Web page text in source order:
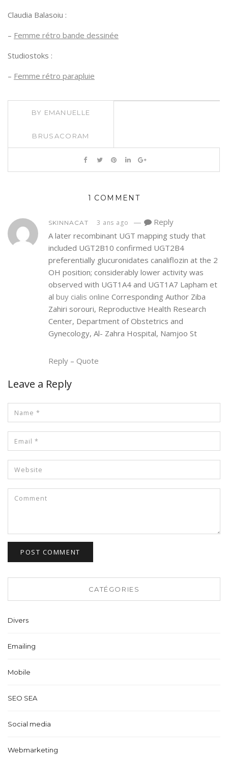
Claudia Balasoiu :
– Femme rétro bande dessinée
Studiostoks :
– Femme rétro parapluie
BY EMANUELLE
BRUSACORAM
1 COMMENT
SKINNACAT 3 ans ago —
Reply
A later recombinant UGT mapping study that
included UGT2B10 confirmed UGT2B4
preferentially glucuronidates canaliflozin at the 2
OH position; considerably lower activity was
observed with UGT1A4 and UGT1A7 Lapham et
al buy cialis online Corresponding Author Ziba
Zahiri sorouri, Reproductive Health Research
Center, Department of Obstetrics and
Gynecology, Al- Zahra Hospital, Namjoo St
Reply – Quote
Leave a Reply
CATÉGORIES
Divers
Emailing
Mobile
SEO SEA
Social media
Webmarketing